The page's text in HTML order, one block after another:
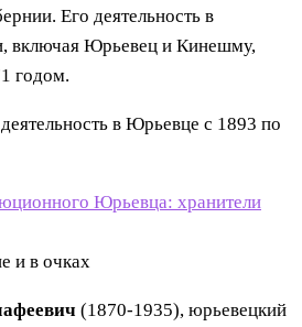
Его деятельность в
включая Юрьевец и Кинешму,
годом.
в Юрьевце с 1893 по
и в очках
(1870-1935), юрьевецкий